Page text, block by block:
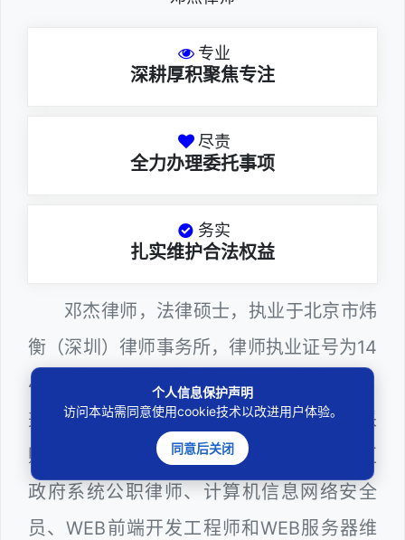
专业
深耕厚积聚焦专注
尽责
全力办理委托事项
务实
扎实维护合法权益
邓杰律师，法律硕士，执业于北京市炜
衡（深圳）律师事务所，律师执业证号为14
403201810022100。邓杰律师现（或曾）
兼任深圳市人民政府听证员、深圳市政府采
购评审专家（法律类），曾担任深圳市某区
政府系统公职律师、计算机信息网络安全
员、WEB前端开发工程师和WEB服务器维
个人信息保护声明
访问本站需同意使用cookie技术以改进用户体验。
同意后关闭